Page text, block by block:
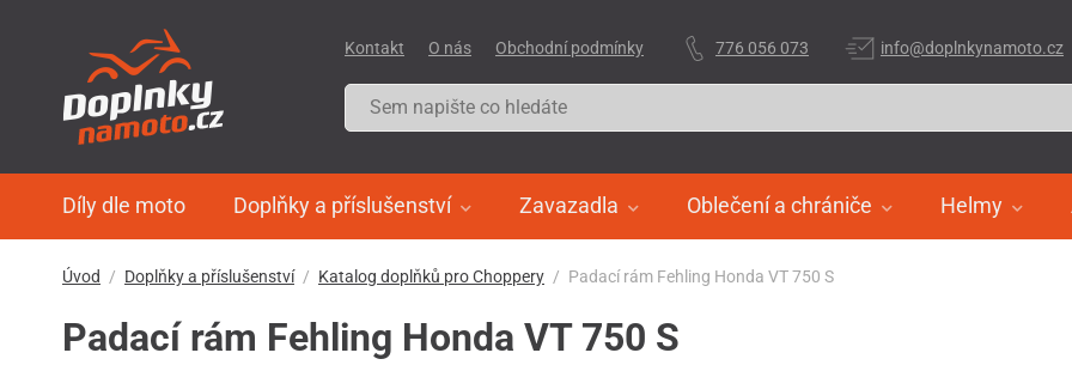
Díly dle moto Doplňky a příslušenství Zavazadla Oblečení a chrániče Helmy
Kontakt O nás Obchodní podmínky 776 056 073 info@doplnkynamoto.cz
Úvod Doplňky a příslušenství Katalog doplňků pro Choppery Padací rám Fehling Honda VT 750 S
Padací rám Fehling Honda VT 750 S